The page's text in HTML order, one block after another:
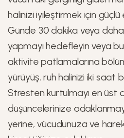
halinizi iyileştirmek için güçlü
Günde 30 dakika veya
yapmayı hedefleyin veya
aktivite patlamalarına
yürüyüş, ruh halinizi iki saat
Stresten kurtulmayı en üst
düşüncelerinize
yerine, vücudunuza ve